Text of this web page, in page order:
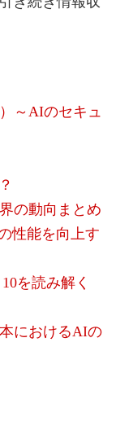
～AIのセキュ
の動向まとめ
性能を向上す
を読み解く
におけるAIの